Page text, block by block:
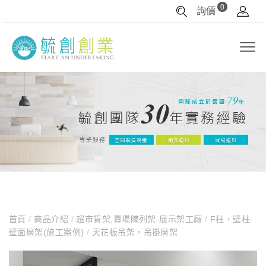
詢價 0
首頁/ 商品介紹 /超市貨架,賣場陳列架-展示架工廠/ F柱，壁柱-
壁面層架(施工案例) / 天花板吊架，吊掛層架